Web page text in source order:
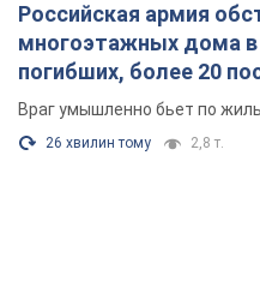
Российская армия
многоэтажных дома в
погибших, более 20
Враг умышленно бьет по
26 хвилин тому 2,8 т.